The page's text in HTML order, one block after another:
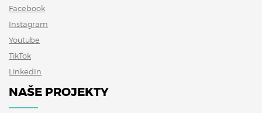
Facebook
Instagram
Youtube
TikTok
LinkedIn
NAŠE PROJEKTY